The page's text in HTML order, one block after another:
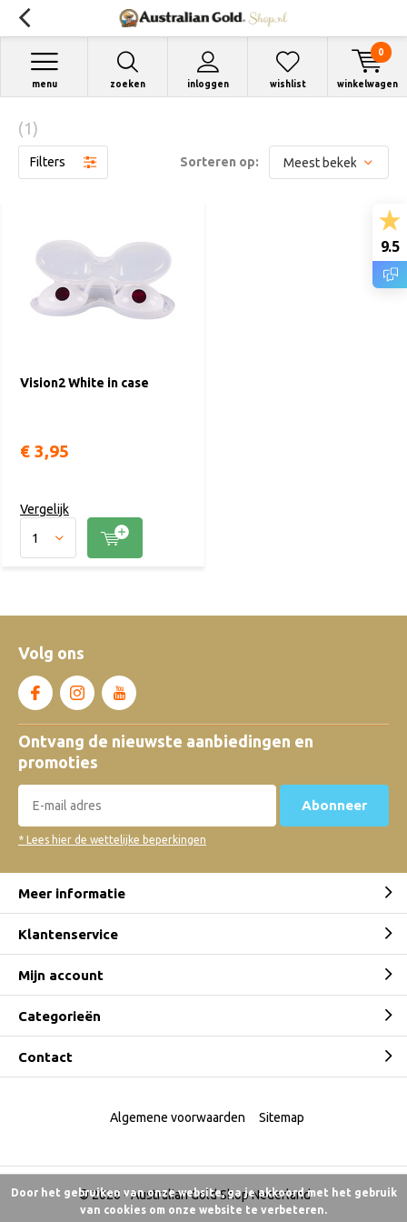
zoeken inloggen
menu wishlist winkelwagen
0
(1)
Filters Sorteren op:
Vision2 White in case
€ 3,95
Vergelijk
Volg ons
Ontvang de nieuwste aanbiedingen en
promoties
Abonneer
* Lees hier de wettelijke beperkingen
Meer informatie
Klantenservice
Mijn account
Categorieën
Contact
© 2026 -Australian Gold Shop Nederland
Algemene voorwaarden Sitemap
9.5
Door het gebruiken van onze website, ga je akkoord met het gebruik
van cookies om onze website te verbeteren.